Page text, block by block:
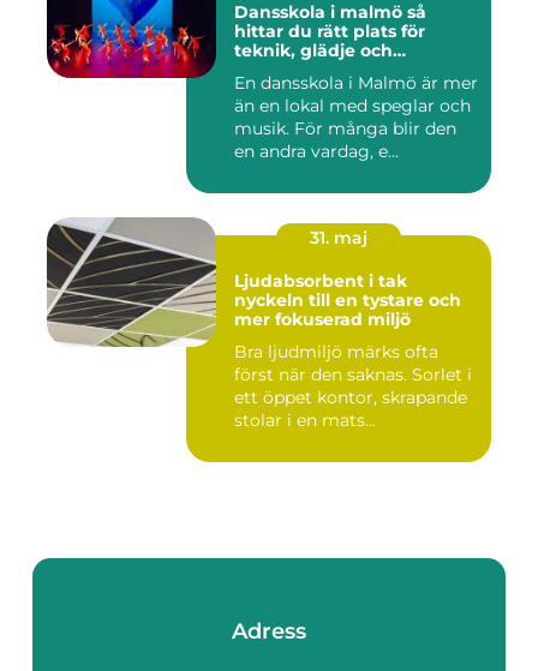
Dansskola i malmö så
hittar du rätt plats för
teknik, glädje och
En dansskola i Malmö är mer
än en lokal med speglar och
musik. För många blir den
en andra vardag, e...
31. maj
Ljudabsorbent i tak
nyckeln till en tystare och
mer fokuserad miljö
Bra ljudmiljö märks ofta
först när den saknas. Sorlet i
ett öppet kontor, skrapande
stolar i en mats...
Adress